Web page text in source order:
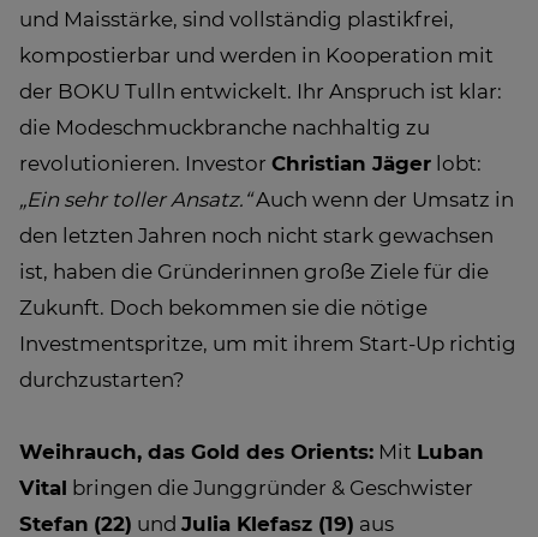
und Maisstärke, sind vollständig plastikfrei,
kompostierbar und werden in Kooperation mit
der BOKU Tulln entwickelt. Ihr Anspruch ist klar:
die Modeschmuckbranche nachhaltig zu
revolutionieren. Investor Christian Jäger lobt:
„Ein sehr toller Ansatz.“Auch wenn der Umsatz in
den letzten Jahren noch nicht stark gewachsen
ist, haben die Gründerinnen große Ziele für die
Zukunft. Doch bekommen sie die nötige
Investmentspritze, um mit ihrem Start-Up richtig
durchzustarten?
Weihrauch, das Gold des Orients: Mit Luban
Vital bringen die Junggründer & Geschwister
Stefan (22) und Julia Klefasz (19) aus